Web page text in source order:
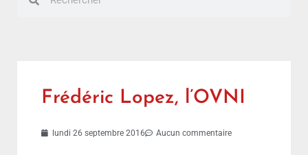
Frédéric Lopez, l’OVNI
lundi 26 septembre 2016 Aucun commentaire